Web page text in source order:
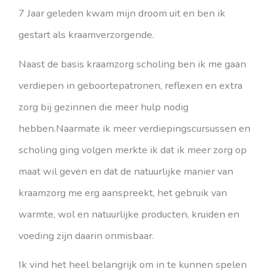
7 Jaar geleden kwam mijn droom uit en ben ik
gestart als kraamverzorgende.
Naast de basis kraamzorg scholing ben ik me gaan
verdiepen in geboortepatronen, reflexen en extra
zorg bij gezinnen die meer hulp nodig
hebben.Naarmate ik meer verdiepingscursussen en
scholing ging volgen merkte ik dat ik meer zorg op
maat wil geven en dat de natuurlijke manier van
kraamzorg me erg aanspreekt, het gebruik van
warmte, wol en natuurlijke producten, kruiden en
voeding zijn daarin onmisbaar.
Ik vind het heel belangrijk om in te kunnen spelen